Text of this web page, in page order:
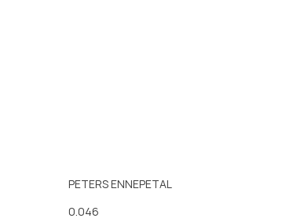
PETERS ENNEPETAL
0.046